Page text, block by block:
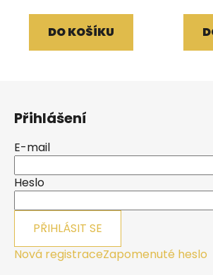
DO KOŠÍKU
Přihlášení
E-mail
Heslo
PŘIHLÁSIT SE
Nová registraceZapomenuté heslo